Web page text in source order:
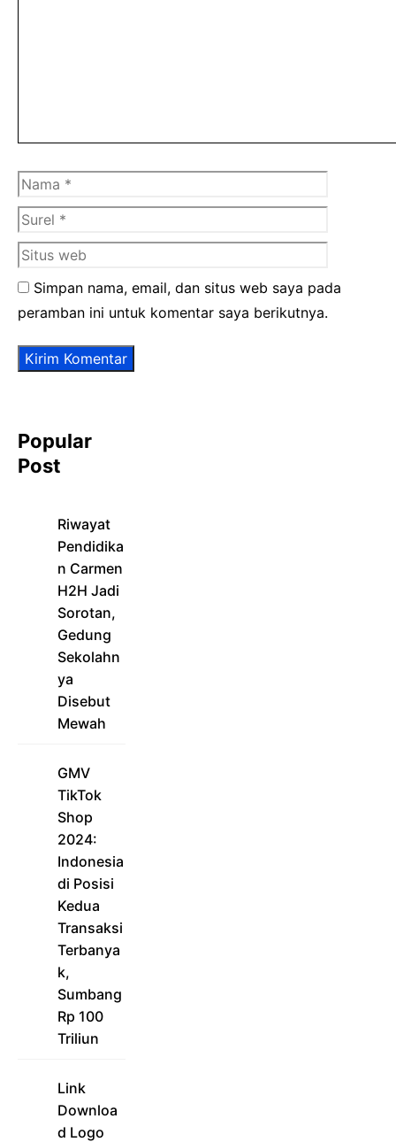
Nama
web
Simpan nama, email, dan situs web saya pada
peramban ini untuk komentar saya berikutnya.
Popular
Post
Riwayat
Pendidika
n Carmen
H2H Jadi
Sorotan,
Gedung
Sekolahn
ya
Disebut
Mewah
GMV
TikTok
Shop
2024:
Indonesia
di Posisi
Kedua
Transaksi
Terbanya
k,
Sumbang
Rp 100
Triliun
Link
Downloa
d Logo